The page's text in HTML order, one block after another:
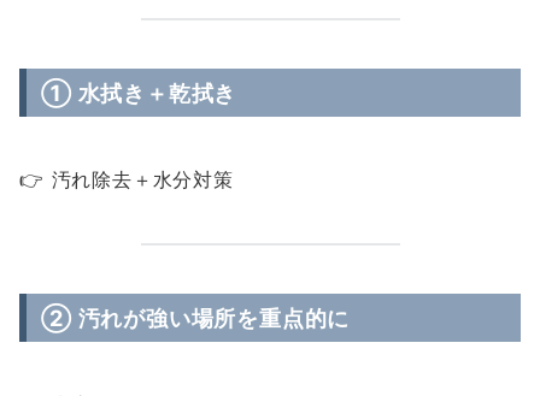
① 水拭き＋乾拭き
👉 汚れ除去＋水分対策
② 汚れが強い場所を重点的に